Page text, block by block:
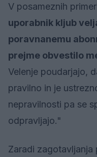
V posameznih
uporabnik kljub
poravnanemu
prejme obvestilo
Velenje poudarjajo,
pravilno in je
nepravilnosti pa se
odpravljajo."
Zaradi zagotavljanja